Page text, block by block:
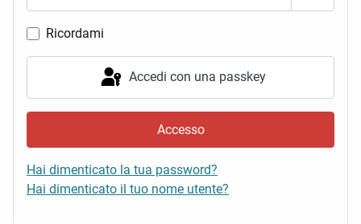
Mostra
Ricordami
Accedi con una passkey
Accesso
Hai dimenticato la tua password?
Hai dimenticato il tuo nome utente?